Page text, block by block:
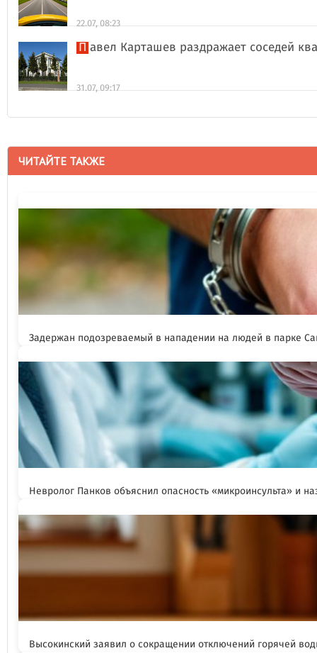
ЧИТАЙТЕ ТАКЖЕ
Задержан подозреваемый в нападении на людей в парке
Невролог Панков объяснил опасность «микроинсульта» и
Высокинский заявил о сокращении отключений горячей
22.07, 08:23
Павел Карташев раздражает соседей
31.07, 09:17